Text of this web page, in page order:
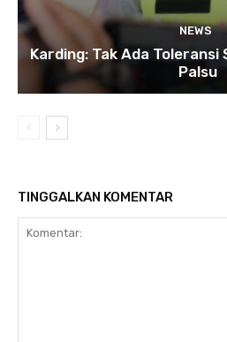
NEWS
Karding: Tak Ada
Palsu
TINGGALKAN KOMENTAR